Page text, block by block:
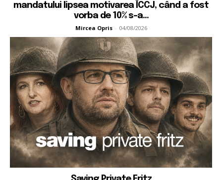
mandatului lipsea motivarea ÎCCJ, când a fost
vorba de 10% s-a...
Mircea Opris - 04/08/2026